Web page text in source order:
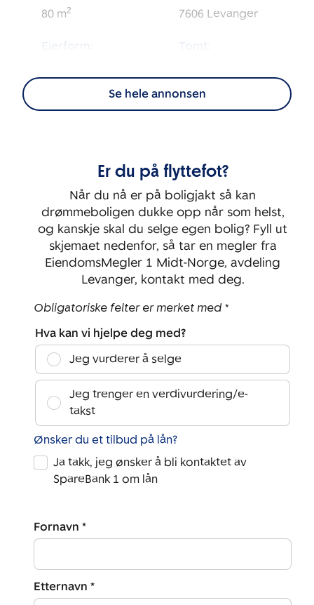
80 m2
7606 Levanger
Energimerking:
BRA-i:
2
Rom:
2
Soverom:
1
Se hele annonsen
Er du på flyttefot?
Når du nå er på boligjakt så kan
drømmeboligen dukke opp når som helst,
og kanskje skal du selge egen bolig? Fyll ut
skjemaet nedenfor, så tar en megler fra
EiendomsMegler 1 Midt-Norge, avdeling
Levanger, kontakt med deg.
Obligatoriske felter er merket med *
Hva kan vi hjelpe deg med?
Jeg vurderer å selge
Jeg trenger en verdivurdering/e-
takst
Ønsker du et tilbud på lån?
Ja takk, jeg ønsker å bli kontaktet av
SpareBank 1 om lån
Fornavn *
Etternavn *